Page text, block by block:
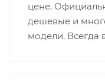
цене.
дешевые и
модели. Всегда